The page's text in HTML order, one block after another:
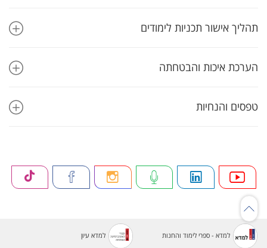
תהליך אישור תכניות לימודים
הערכת איכות והבטחתה
טפסים והנחיות
למדא - ספרי לימוד והחנות למדא עיון